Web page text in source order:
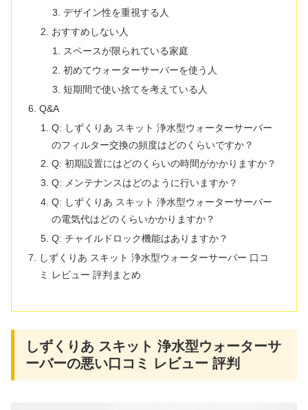
デザイン性を重視する人
おすすめしない人
スペースが限られている家庭
初めてウォーターサーバーを使う人
短期間で使い捨てを考えている人
Q&A
Q: しずくりあ スキット 浄水型ウォーターサーバー
のフィルター交換の頻度はどのくらいですか？
Q: 初期設置にはどのくらいの時間がかかりますか？
Q: メンテナンスはどのように行いますか？
Q: しずくりあ スキット 浄水型ウォーターサーバー
の電気代はどのくらいかかりますか？
Q: チャイルドロック機能はありますか？
しずくりあ スキット 浄水型ウォーターサーバー 口コ
ミ レビュー 評判まとめ
しずくりあ スキット 浄水型ウォーターサ
ーバーの悪い口コミ レビュー 評判